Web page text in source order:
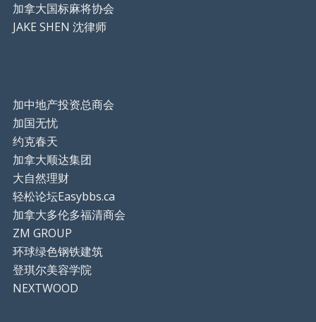
加拿大国标麻将协会
JAKE SHEN 沈律师
加中地产投资总商会
加国无忧
约克春天
加拿大顺达集团
大自然理财
轻松论坛Easybbs.ca
加拿大多伦多福清商会
ZM GROUP
环球绿色钢铁建筑
登琪尔美容学院
NEXTWOOD